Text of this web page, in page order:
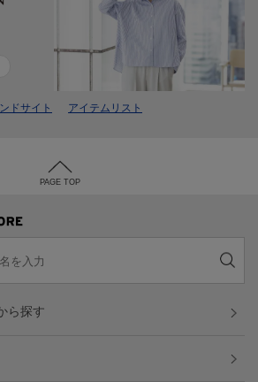
ドサイト アイテムリスト
PAGE TOP
ら探す